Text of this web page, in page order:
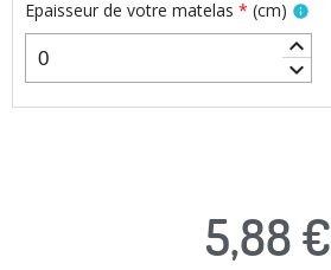
Epaisseur de votre matelas * (cm) info
keyboard_arrow_up
keyboard_arrow_down
5,88 €